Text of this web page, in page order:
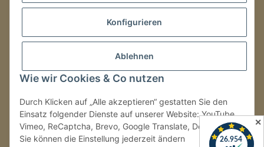
Konfigurieren
Ablehnen
Wie wir Cookies & Co nutzen
Durch Klicken auf „Alle akzeptieren“ gestatten Sie den
Einsatz folgender Dienste auf unserer Website: YouTube,
Vimeo, ReCaptcha, Brevo, Google Translate, Doofinder.
Sie können die Einstellung jederzeit ändern
LAGER / RETOUREN
Packmonster Fulfillment
SJS Carstyling Lager
Retouren ausschließlich an diese Adresse.
Tel.:+49 (0) 30 36417228
E-Mail:info@sjs-carstyling.com
✕